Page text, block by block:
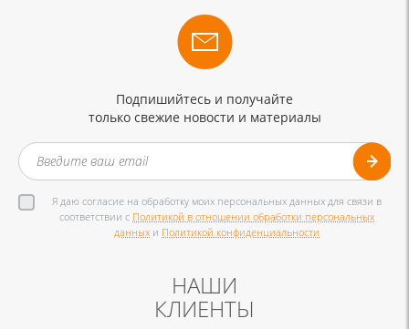
Подпишийтесь и получайте
только свежие новости и материалы
Я даю согласие на обработку моих персональных данных для связи в
соответствии с Политикой в отношении обработки персональных
данных и Политикой конфиденциальности
НАШИ
КЛИЕНТЫ